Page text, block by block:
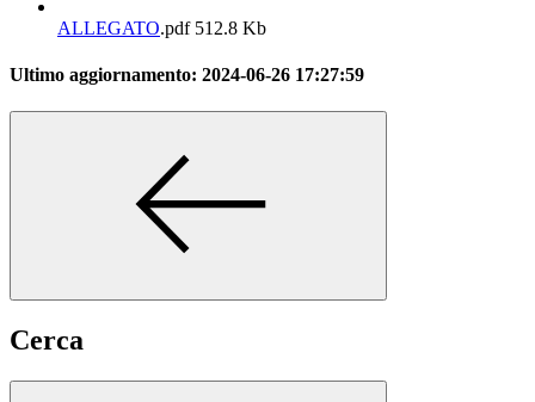
ALLEGATO.pdf512.8 Kb
Ultimo aggiornamento: 2024-06-26 17:27:59
Cerca